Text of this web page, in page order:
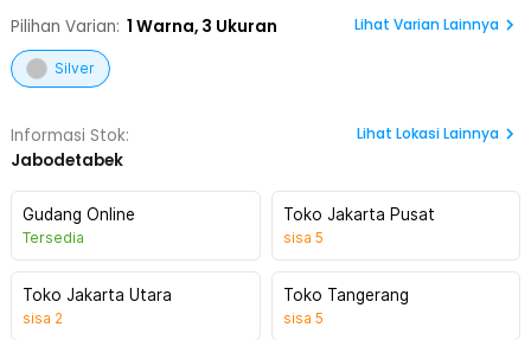
Pilihan Varian: 1 Warna, 3 Ukuran Lihat Varian Lainnya
Silver
Informasi Stok:
Jabodetabek
Lihat Lokasi Lainnya
Gudang Online
Tersedia
Toko Jakarta Pusat
sisa 5
Toko Jakarta Utara
sisa 2
Toko Tangerang
sisa 5